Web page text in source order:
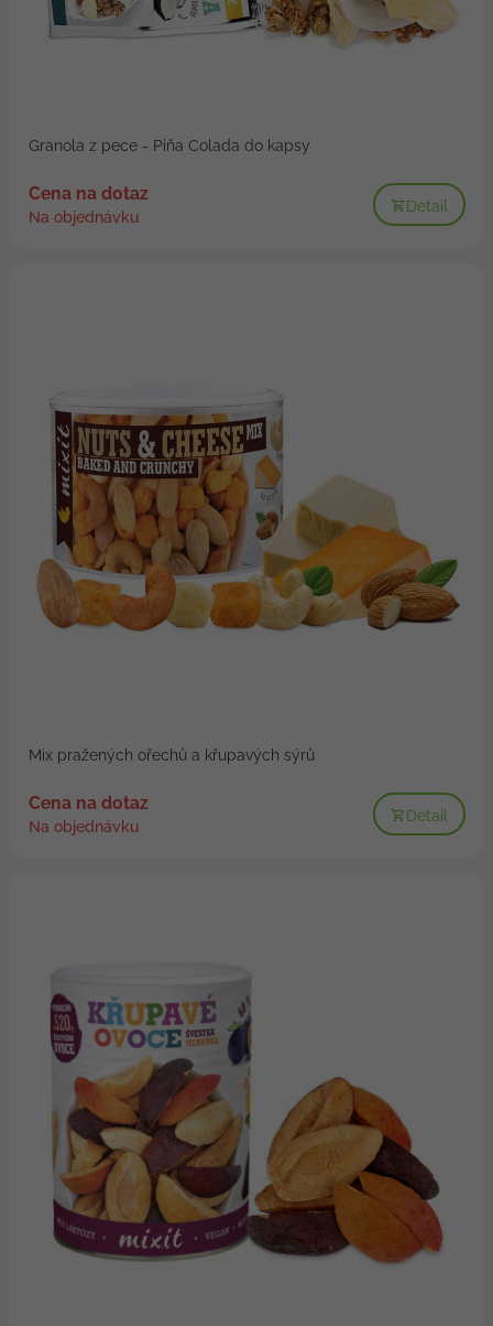
Granola z pece - Piňa Colada do kapsy
Cena na dotaz
Na objednávku
Detail
Mix pražených ořechů a křupavých sýrů
Cena na dotaz
Na objednávku
Detail